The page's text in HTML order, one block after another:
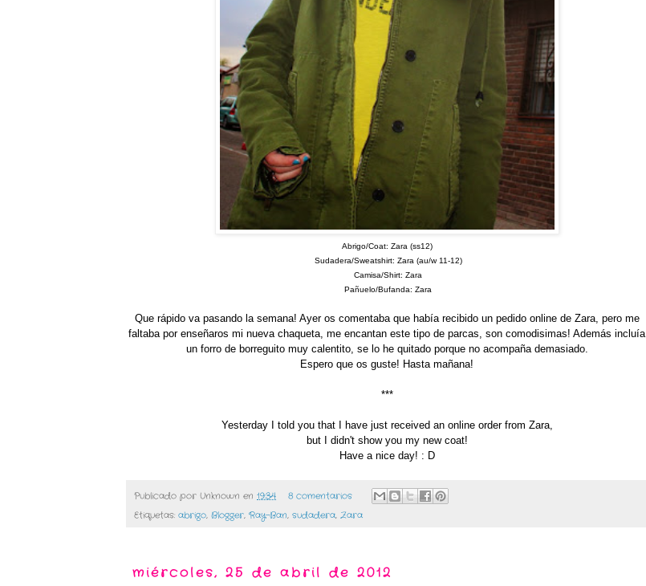
Abrigo/Coat: Zara (ss12)
Sudadera/Sweatshirt: Zara (au/w 11-12)
Camisa/Shirt: Zara
Pañuelo/Bufanda: Zara
Que rápido va pasando la semana! Ayer os comentaba que había recibido un pedido online de Zara, pero me
faltaba por enseñaros mi nueva chaqueta, me encantan este tipo de parcas, son comodisimas! Además incluía
un forro de borreguito muy calentito, se lo he quitado porque no acompaña demasiado.
Espero que os guste! Hasta mañana!
***
Yesterday I told you that I have just received an online order from Zara,
but I didn't show you my new coat!
Have a nice day! : D
Publicado por Unknown en 19:34
8 comentarios
Etiquetas: abrigo, Blogger, Ray-Ban, sudadera, Zara
miércoles, 25 de abril de 2012